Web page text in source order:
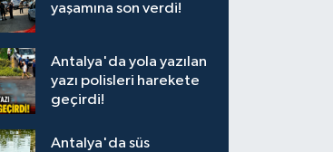
yaşamına son verdi!
Antalya'da yola yazılan
yazı polisleri harekete
geçirdi!
Antalya'da süs